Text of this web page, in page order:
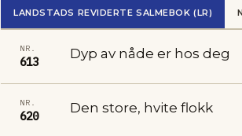
LANDSTADS REVIDERTE SALMEBOK (LR)
NR.
613
Dyp av nåde er hos deg
NR.
620
Den store, hvite flokk